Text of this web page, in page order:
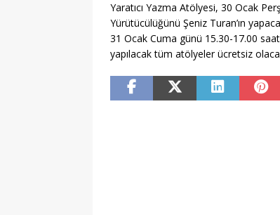
Yaratıcı Yazma Atölyesi, 30 Ocak
Yürütücülüğünü Şeniz Turan’ın
31 Ocak Cuma günü 15.30-17.00
yapılacak tüm atölyeler ücretsiz